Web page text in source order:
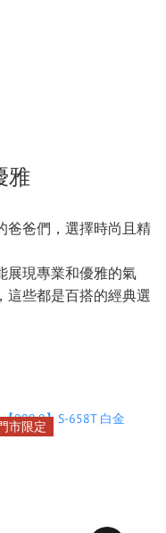
雅
爸爸們，選擇時尚且精
展現專業和優雅的氣
這些都是百搭的經典選
市限定